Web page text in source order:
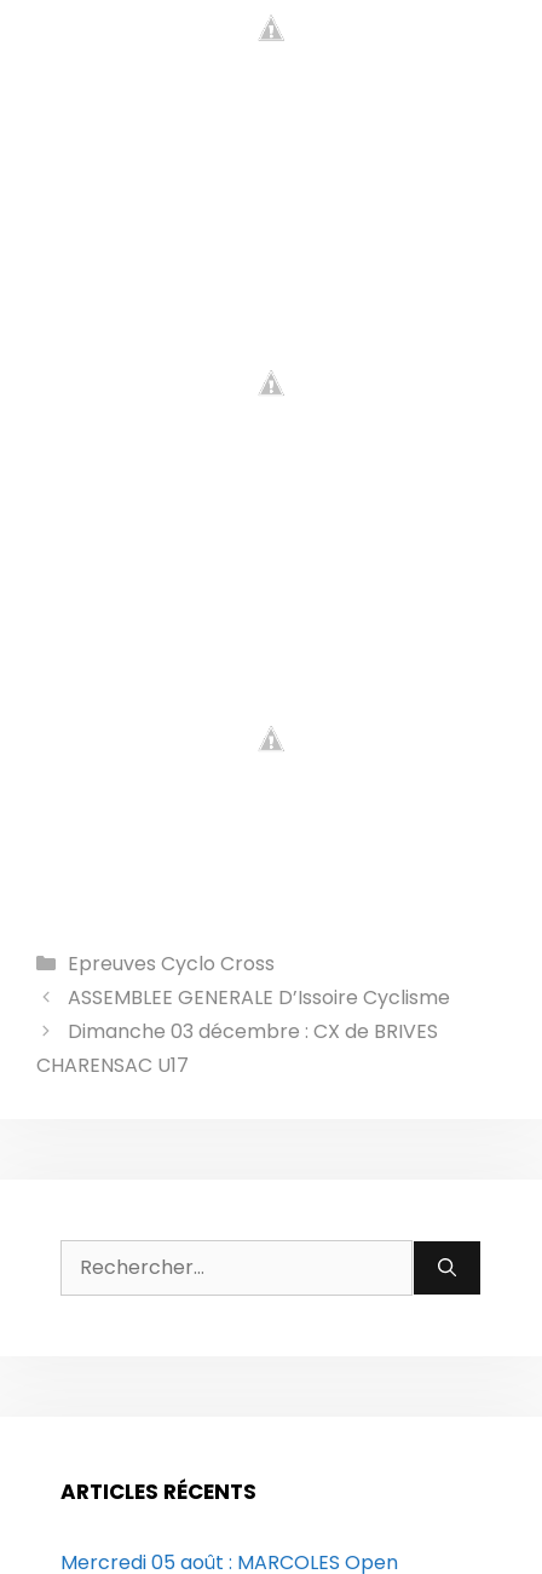
Catégories
Epreuves Cyclo Cross
ASSEMBLEE GENERALE D’Issoire Cyclisme
Dimanche 03 décembre : CX de BRIVES
CHARENSAC U17
Rechercher :
ARTICLES RÉCENTS
Mercredi 05 août : MARCOLES Open